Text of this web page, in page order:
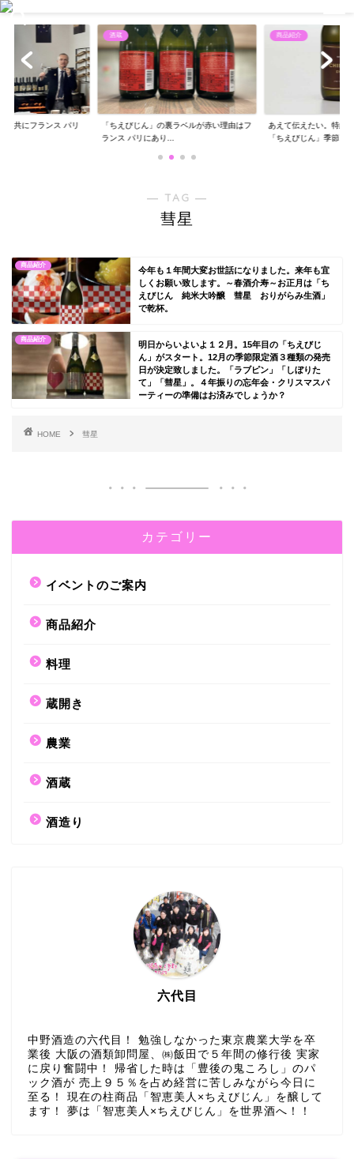
と共にフランス パリ
酒蔵
「ちえびじん」の裏ラベルが赤い理由はフ
ランス パリにあり...
商品紹介
あえて伝えたい。特約
「ちえびじん」季節...
― TAG ―
彗星
商品紹介
今年も１年間大変お世話になりました。来年も宜
しくお願い致します。～春酒介寿～お正月は「ち
えびじん 純米大吟醸 彗星 おりがらみ生酒」
で乾杯。
商品紹介
明日からいよいよ１２月。15年目の「ちえびじ
ん」がスタート。12月の季節限定酒３種類の発売
日が決定致しました。「ラブピン」「しぼりた
て」「彗星」。４年振りの忘年会・クリスマスパ
ーティーの準備はお済みでしょうか？
HOME 彗星
カテゴリー
イベントのご案内
商品紹介
料理
蔵開き
農業
酒蔵
酒造り
六代目
中野酒造の六代目！ 勉強しなかった東京農業大学を卒
業後 大阪の酒類卸問屋、㈱飯田で５年間の修行後 実家
に戻り奮闘中！ 帰省した時は「豊後の鬼ころし」のパ
ック酒が 売上９５％を占め経営に苦しみながら今日に
至る！ 現在の柱商品「智恵美人×ちえびじん」を醸して
ます！ 夢は「智恵美人×ちえびじん」を世界酒へ！！